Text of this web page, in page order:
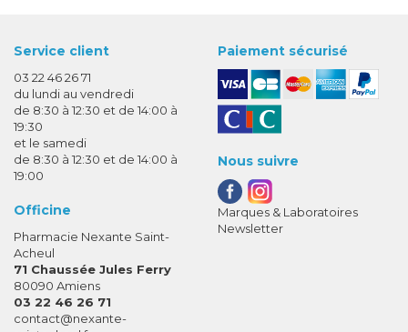
Service client
03 22 46 26 71
du lundi au vendredi
de 8:30 à 12:30 et de 14:00 à
19:30
et le samedi
de 8:30 à 12:30 et de 14:00 à
19:00
Officine
Pharmacie Nexante Saint-
Acheul
71 Chaussée Jules Ferry
80090 Amiens
03 22 46 26 71
contact-
@-
nexante-
Paiement sécurisé
Nous suivre
Marques & Laboratoires
Newsletter